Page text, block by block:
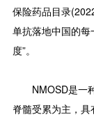
保险药品目录
单抗落地中国的每
度”。
NMOSD是一
脊髓受累为主，